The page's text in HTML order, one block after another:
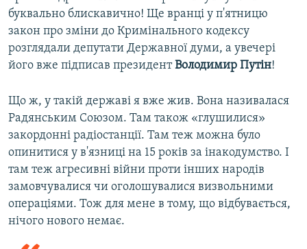
буквально блискавично! Ще вранці у п'ятницю
закон про зміни до Кримінального кодексу
розглядали депутати Державної думи, а увечері
його вже підписав президентВолодимир Путін!
Що ж, у такій державі я вже жив. Вона називалася
Радянським Союзом. Там також «глушилися»
закордонні радіостанції. Там теж можна було
опинитися у в'язниці на 15 років за інакодумство. І
там теж агресивні війни проти інших народів
замовчувалися чи оголошувалися визвольними
операціями. Тож для мене в тому, що відбувається,
нічого нового немає.